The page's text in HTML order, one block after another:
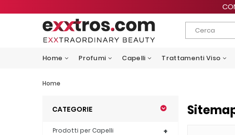
Home Profumi Capelli Trattamenti Viso
Home
CATEGORIE
Prodotti per Capelli